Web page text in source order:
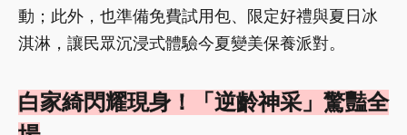
動；此外，也準備免費試用包、限定好禮與夏日冰
淇淋，讓民眾沉浸式體驗今夏變美保養派對。
白家綺閃耀現身！「逆齡神采」驚豔全